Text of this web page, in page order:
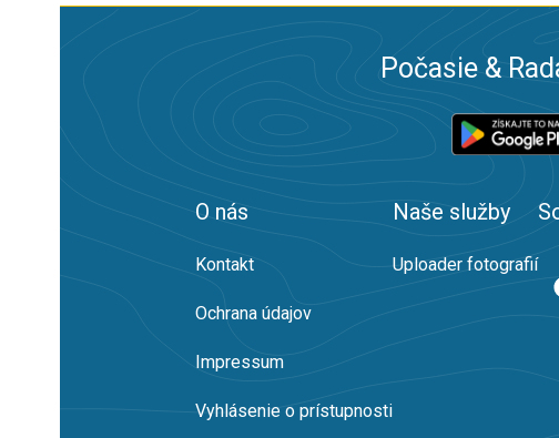
Počasie &
O nás
Kontakt
Ochrana údajov
Impressum
Vyhlásenie o prístupnosti
Naše služby
Uploader fotografií